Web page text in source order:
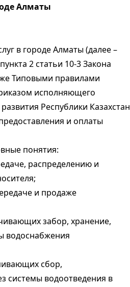
Алматы
в городе Алматы (далее –
2 статьи 10-3 Закона
Типовыми правилами
исполняющего
Республики Казахстан
и оплаты
понятия:
распределению и
и продаже
забор, хранение,
водоснабжения
сбор,
системы водоотведения в